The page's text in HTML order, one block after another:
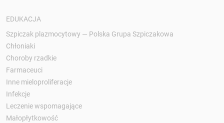
EDUKACJA
Szpiczak plazmocytowy — Polska Grupa Szpiczakowa
Chłoniaki
Choroby rzadkie
Farmaceuci
Inne mieloproliferacje
Infekcje
Leczenie wspomagające
Małopłytkowość